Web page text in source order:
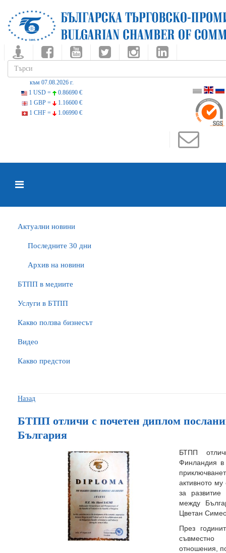
към 07.08.2026 г.
1 USD =
0.86690 €
1 GBP =
1.16600 €
1 CHF =
1.06990 €
Актуални новини
Последните 30 дни
Архив на новини
БTПП в медиите
Услуги в БТПП
Какво ползва бизнесът
Видео
Какво предстои
Назад
БТПП отличи с почетен диплом
България
БТПП
Финландия
активното
за развитие
между
Цветан
През
съвместно
отношения,